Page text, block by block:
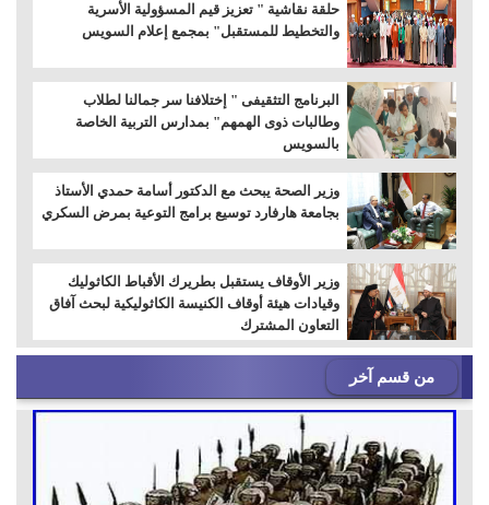
حلقة نقاشية " تعزيز قيم المسؤولية الأسرية
والتخطيط للمستقبل" بمجمع إعلام السويس
البرنامج التثقيفى " إختلافنا سر جمالنا لطلاب
وطالبات ذوى الهمهم" بمدارس التربية الخاصة
بالسويس
وزير الصحة يبحث مع الدكتور أسامة حمدي الأستاذ
بجامعة هارفارد توسيع برامج التوعية بمرض السكري
وزير الأوقاف يستقبل بطريرك الأقباط الكاثوليك
وقيادات هيئة أوقاف الكنيسة الكاثوليكية لبحث آفاق
التعاون المشترك
من قسم آخر